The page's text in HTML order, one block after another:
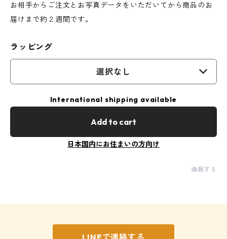
お相手からご注文とお写真データをいただいてから商品のお
届けまで約２週間です。
ラッピング
選択なし
International shipping available
Add to cart
日本国内にお住まいの方向け
通報する
LINEで連絡する